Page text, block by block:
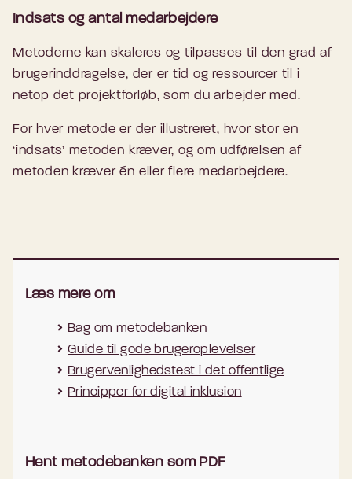
Indsats og antal medarbejdere
Metoderne kan skaleres og tilpasses til den grad af
brugerinddragelse, der er tid og ressourcer til i
netop det projektforløb, som du arbejder med.
For hver metode er der illustreret, hvor stor en
‘indsats’ metoden kræver, og om udførelsen af
metoden kræver én eller flere medarbejdere.
Læs mere om
Bag om metodebanken
Guide til gode brugeroplevelser
Brugervenlighedstest i det offentlige
Principper for digital inklusion
Hent metodebanken som PDF